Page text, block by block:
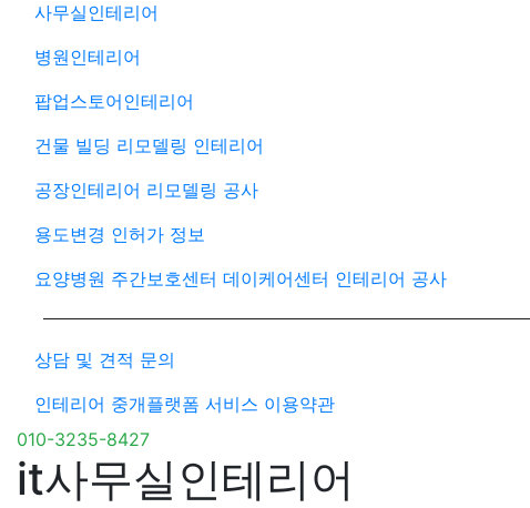
사무실인테리어
병원인테리어
팝업스토어인테리어
건물 빌딩 리모델링 인테리어
공장인테리어 리모델링 공사
용도변경 인허가 정보
요양병원 주간보호센터 데이케어센터 인테리어 공사
상담 및 견적 문의
인테리어 중개플랫폼 서비스 이용약관
010-3235-8427
it사무실인테리어